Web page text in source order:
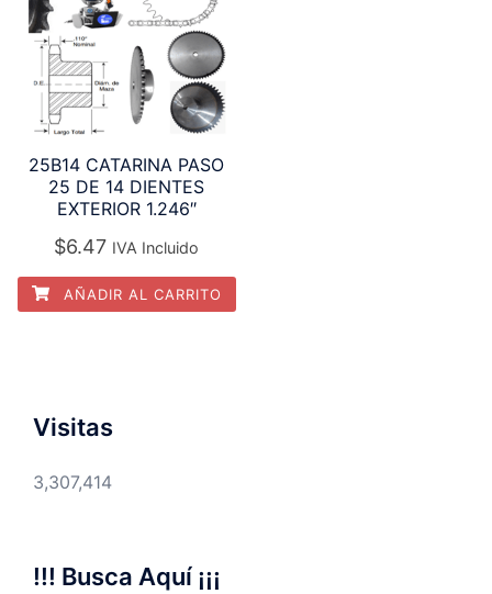
25B14 CATARINA PASO
25 DE 14 DIENTES
EXTERIOR 1.246″
$6.47 IVA Incluido
AÑADIR AL CARRITO
Visitas
3,307,414
!!! Busca Aquí ¡¡¡